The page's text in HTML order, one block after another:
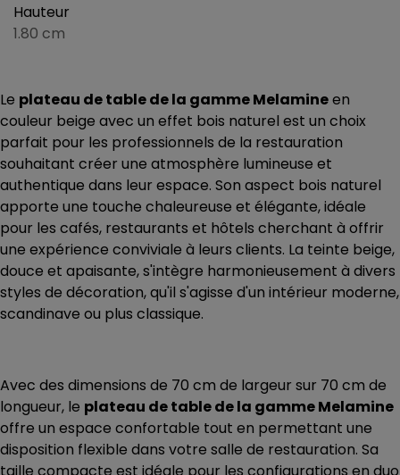
Hauteur
1.80 cm
Le plateau de table de la gamme Melamineen
couleur beige avec un effet bois naturel est un choix
parfait pour les professionnels de la restauration
souhaitant créer une atmosphère lumineuse et
authentique dans leur espace. Son aspect bois naturel
apporte une touche chaleureuse et élégante, idéale
pour les cafés, restaurants et hôtels cherchant à offrir
une expérience conviviale à leurs clients. La teinte beige,
douce et apaisante, s'intègre harmonieusement à divers
styles de décoration, qu'il s'agisse d'un intérieur moderne,
scandinave ou plus classique.
Avec des dimensions de 70 cm de largeur sur 70 cm de
longueur, le plateau de table de la gamme Melamine
offre un espace confortable tout en permettant une
disposition flexible dans votre salle de restauration. Sa